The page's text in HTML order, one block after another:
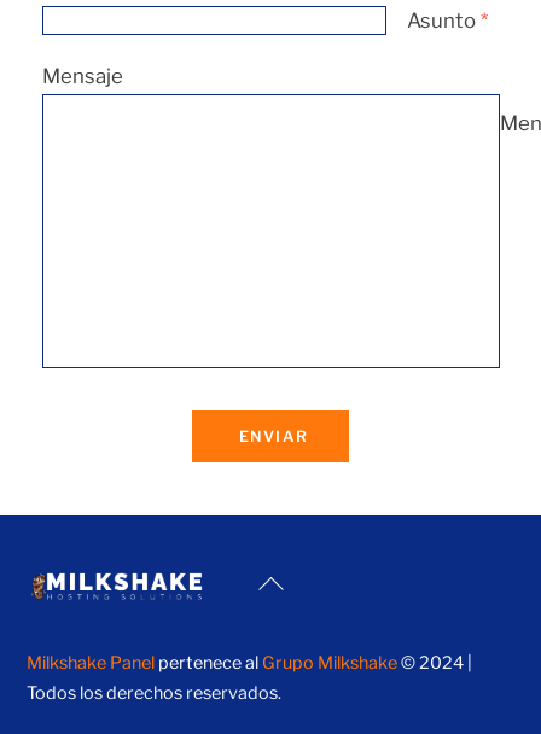
Asunto *
Mensaje
ENVIAR
Back
Milkshake Panel pertenece al Grupo Milkshake© 2024 |
Todos los derechos reservados.